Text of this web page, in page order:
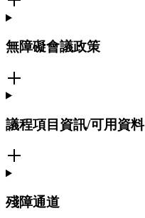
無障礙會議政策
議程項目資訊/可用資料
殘障通道